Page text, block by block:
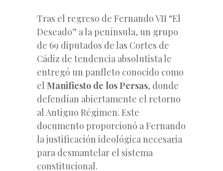
Tras el regreso de Fernando VII “El
Deseado” a la península, un grupo
de 69 diputados de las Cortes de
Cádiz de tendencia absolutista le
entregó un panfleto conocido como
el Manifiesto de los Persas, donde
defendían abiertamente el retorno
al Antiguo Régimen. Este
documento proporcionó a Fernando
la justificación ideológica necesaria
para desmantelar el sistema
constitucional.